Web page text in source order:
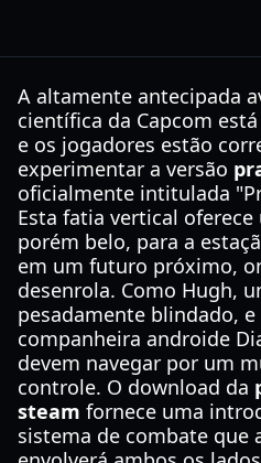
A altamente antecipada
científica da Capcom
e os jogadores estão
experimentar a versão
oficialmente intitulada
Esta fatia vertical
porém belo, para a
em um futuro próximo,
desenrola. Como Hugh,
pesadamente blindado,
companheira androide
devem navegar por um
controle. O download da
steam fornece uma
sistema de combate que